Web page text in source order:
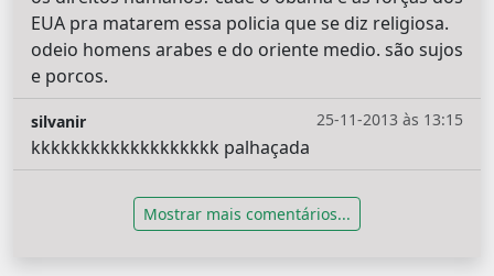
EUA pra matarem essa policia que se diz religiosa.
odeio homens arabes e do oriente medio. são sujos
e porcos.
25-11-2013 às 13:15
silvanir
kkkkkkkkkkkkkkkkkkk palhaçada
Mostrar mais comentários...